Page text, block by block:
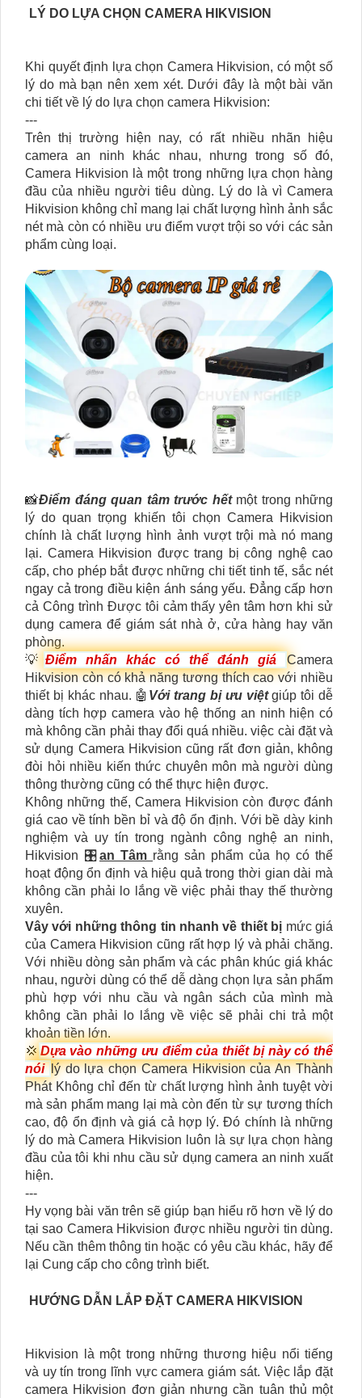
LÝ DO LỰA CHỌN CAMERA HIKVISION
Khi quyết định lựa chọn Camera Hikvision, có một số
lý do mà bạn nên xem xét. Dưới đây là một bài văn
chi tiết về lý do lựa chọn camera Hikvision:
---
Trên thị trường hiện nay, có rất nhiều nhãn hiệu
camera an ninh khác nhau, nhưng trong số đó,
Camera Hikvision là một trong những lựa chọn hàng
đầu của nhiều người tiêu dùng. Lý do là vì Camera
Hikvision không chỉ mang lại chất lượng hình ảnh sắc
nét mà còn có nhiều ưu điểm vượt trội so với các sản
phẩm cùng loại.
📸Điểm đáng quan tâm trước hếtmột trong những
lý do quan trọng khiến tôi chọn Camera Hikvision
chính là chất lượng hình ảnh vượt trội mà nó mang
lại. Camera Hikvision được trang bị công nghệ cao
cấp, cho phép bắt được những chi tiết tinh tế, sắc nét
ngay cả trong điều kiện ánh sáng yếu. Đẳng cấp hơn
cả Công trình Được tôi cảm thấy yên tâm hơn khi sử
dụng camera để giám sát nhà ở, cửa hàng hay văn
phòng.
💡 Điểm nhấn khác có thể đánh giá
Camera
Hikvision còn có khả năng tương thích cao với nhiều
thiết bị khác nhau. 🤖️ Với trang bị ưu việtgiúp tôi dễ
dàng tích hợp camera vào hệ thống an ninh hiện có
mà không cần phải thay đổi quá nhiều. việc cài đặt và
sử dụng Camera Hikvision cũng rất đơn giản, không
đòi hỏi nhiều kiến thức chuyên môn mà người dùng
thông thường cũng có thể thực hiện được.
Không những thế, Camera Hikvision còn được đánh
giá cao về tính bền bỉ và độ ổn định. Với bề dày kinh
nghiệm và uy tín trong ngành công nghệ an ninh,
Hikvision 🎛 an Tâm rằng sản phẩm của họ có thể
hoạt động ổn định và hiệu quả trong thời gian dài mà
không cần phải lo lắng về việc phải thay thế thường
xuyên.
Vây với những thông tin nhanh về thiết bị mức giá
của Camera Hikvision cũng rất hợp lý và phải chăng.
Với nhiều dòng sản phẩm và các phân khúc giá khác
nhau, người dùng có thể dễ dàng chọn lựa sản phẩm
phù hợp với nhu cầu và ngân sách của mình mà
không cần phải lo lắng về việc sẽ phải chi trả một
khoản tiền lớn.
💢Dựa vào những ưu điểm của thiết bị này có thể
nóilý do lựa chọn Camera Hikvision của An Thành
Phát Không chỉ đến từ chất lượng hình ảnh tuyệt vời
mà sản phẩm mang lại mà còn đến từ sự tương thích
cao, độ ổn định và giá cả hợp lý. Đó chính là những
lý do mà Camera Hikvision luôn là sự lựa chọn hàng
đầu của tôi khi nhu cầu sử dụng camera an ninh xuất
hiện.
---
Hy vọng bài văn trên sẽ giúp bạn hiểu rõ hơn về lý do
tại sao Camera Hikvision được nhiều người tin dùng.
Nếu cần thêm thông tin hoặc có yêu cầu khác, hãy để
lại Cung cấp cho công trình biết.
HƯỚNG DẪN LẮP ĐẶT CAMERA HIKVISION
Hikvision là một trong những thương hiệu nổi tiếng
và uy tín trong lĩnh vực camera giám sát. Việc lắp đặt
camera Hikvision đơn giản nhưng cần tuân thủ một